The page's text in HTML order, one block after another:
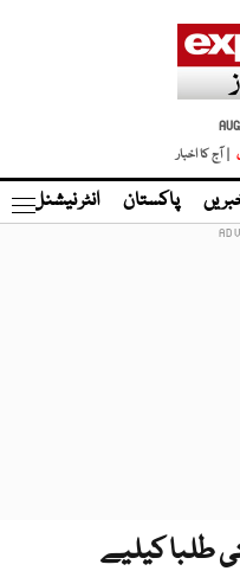
| آج کا اخبار
پاکستان انٹر نیشنل
طلبا کیلیے